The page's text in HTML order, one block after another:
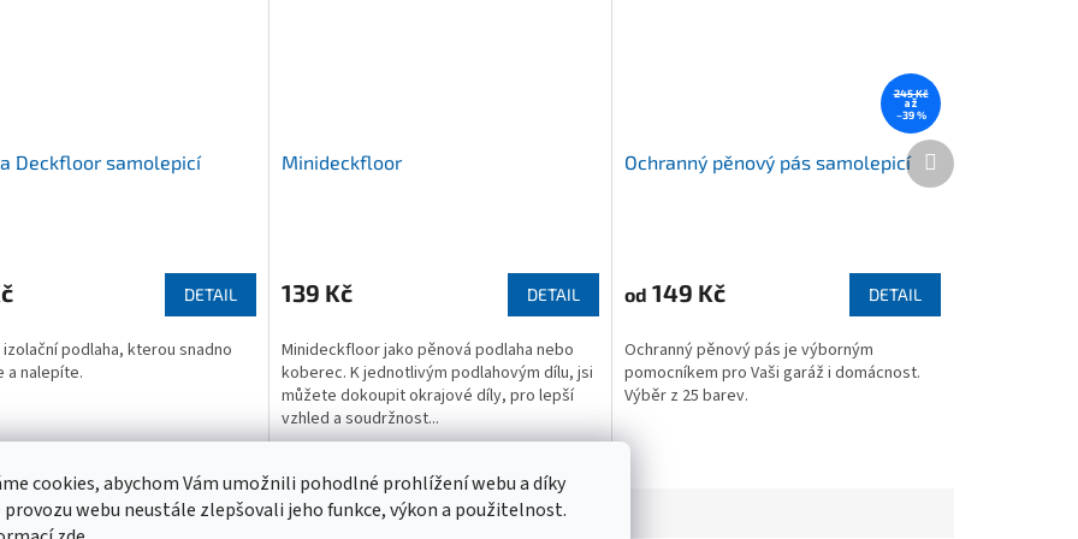
cookies, abychom Vám umožnili pohodlné prohlížení webu a díky
provozu webu neustále zlepšovali jeho funkce, výkon a použitelnost.
Deckfloor samolepicí
DETAIL
podlaha, kterou snadno
a nalepíte.
Minideckfloor
produktu
je
z
5
hvězdiček.
139 Kč DETAIL
Minideckfloor jako pěnová podlaha nebo
koberec. K jednotlivým podlahovým dílu, jsi
můžete dokoupit okrajové díly, pro lepší
vzhled a soudržnost...
245 Kč
až
–39 %
Ochranný pěnový pás samolepicí
produktu
je
z
5
hvězdiček.
od 149 Kč DETAIL
Ochranný pěnový pás je výborným
pomocníkem pro Vaši garáž i domácnost.
Výběr z 25 barev.
Další
produkt